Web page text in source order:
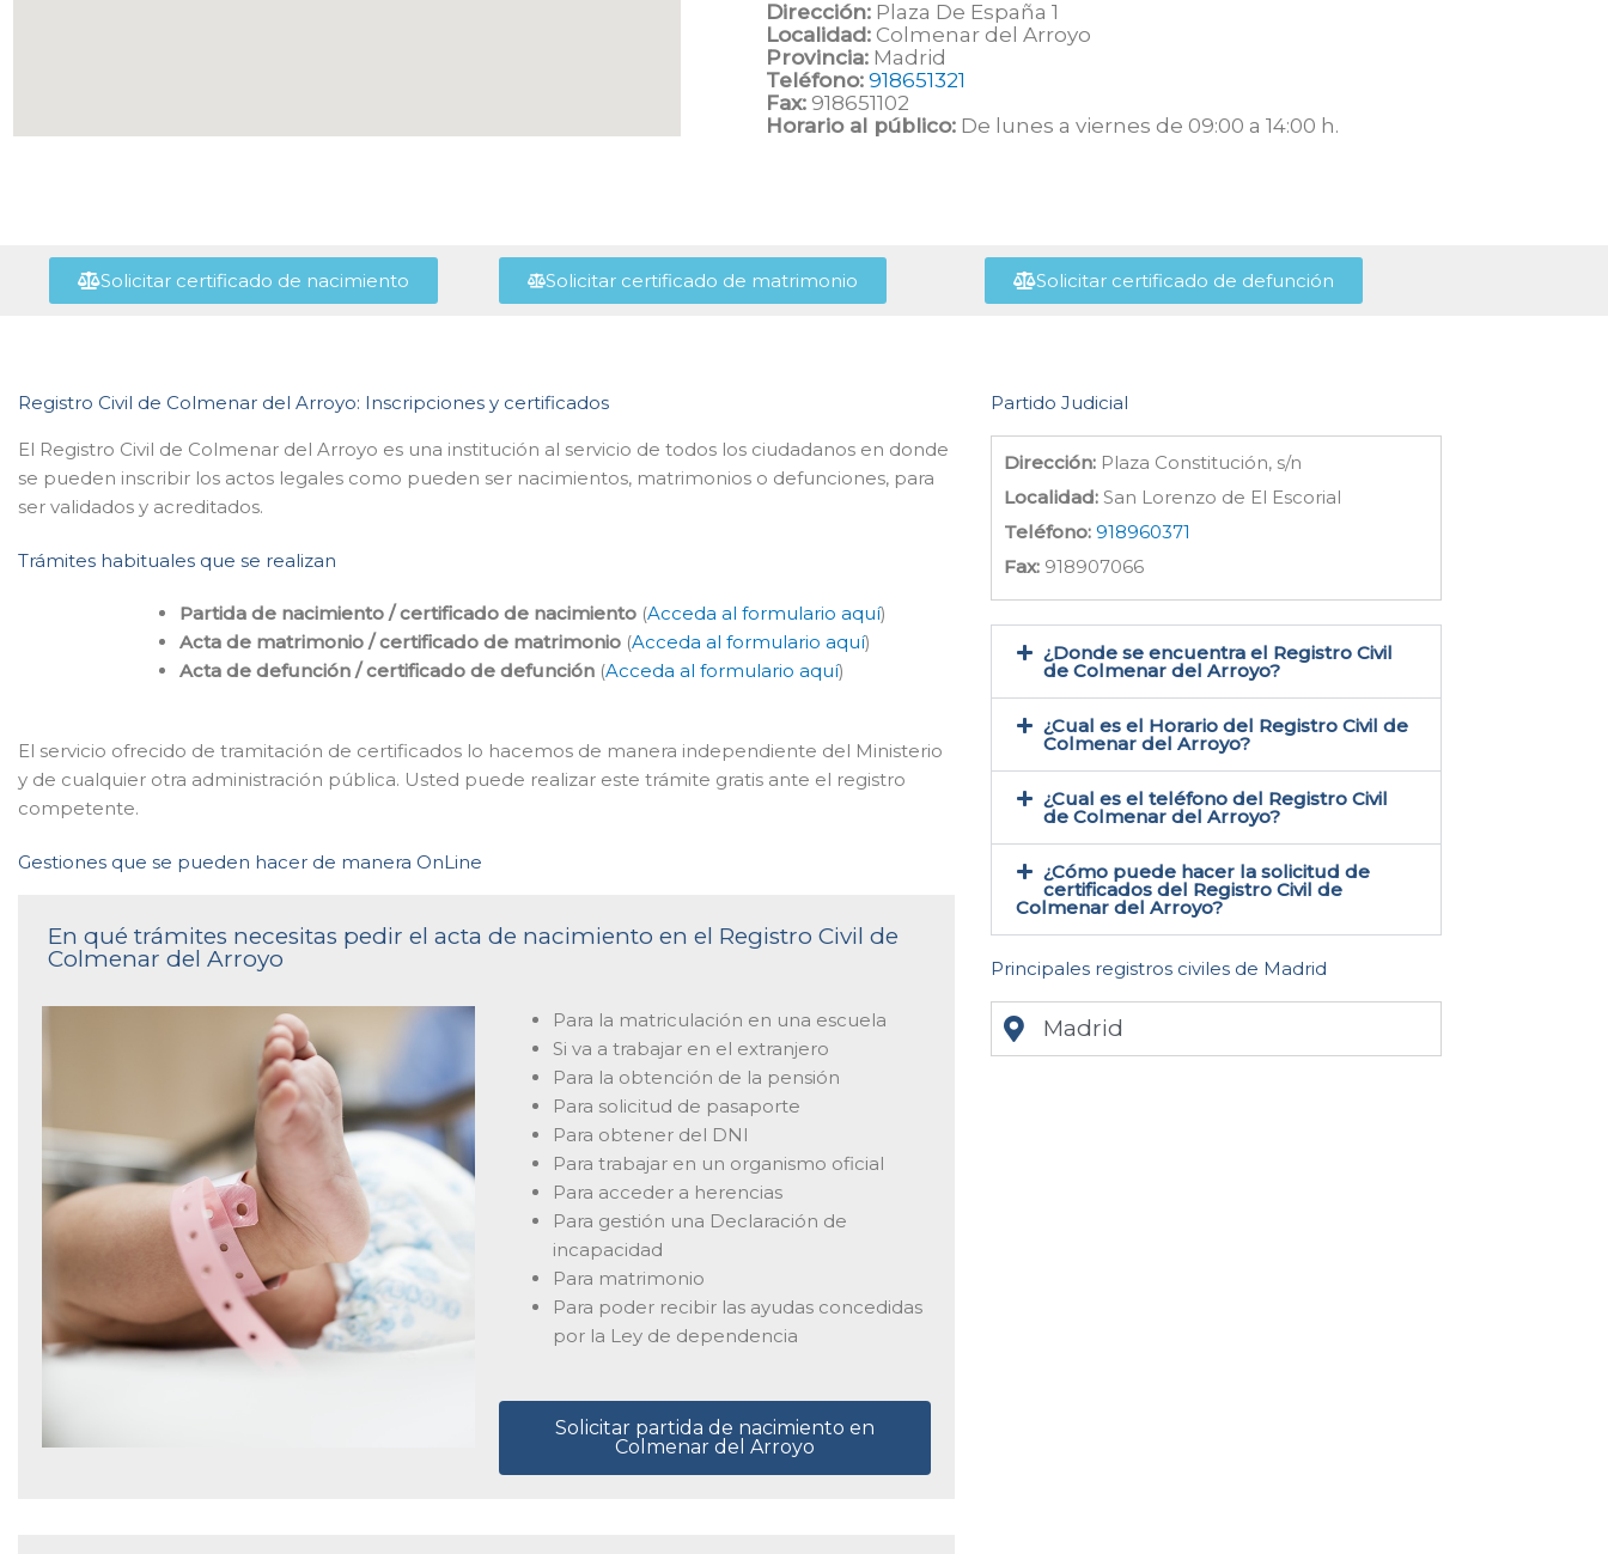
Dirección: Plaza De España 1
Localidad: Colmenar del Arroyo
Provincia: Madrid
Teléfono: 918651321
Fax: 918651102
Horario al público: De lunes a viernes de 09:00 a 14:00 h.
Solicitar certificado de nacimiento Solicitar certificado de matrimonio Solicitar certificado de defunción
Registro Civil de Colmenar del Arroyo: Inscripciones y certificados
El Registro Civil de Colmenar del Arroyo es una institución al servicio de todos los ciudadanos en donde
se pueden inscribir los actos legales como pueden ser nacimientos, matrimonios o defunciones, para
ser validados y acreditados.
Trámites habituales que se realizan
Partida de nacimiento / certificado de nacimiento (Acceda al formulario aquí)
Acta de matrimonio / certificado de matrimonio (Acceda al formulario aquí)
Acta de defunción / certificado de defunción (Acceda al formulario aquí)
El servicio ofrecido de tramitación de certificados lo hacemos de manera independiente del Ministerio
y de cualquier otra administración pública. Usted puede realizar este trámite gratis ante el registro
competente.
Gestiones que se pueden hacer de manera OnLine
En qué trámites necesitas pedir el acta de nacimiento en el Registro Civil de
Colmenar del Arroyo
Para la matriculación en una escuela
Si va a trabajar en el extranjero
Para la obtención de la pensión
Para solicitud de pasaporte
Para obtener del DNI
Para trabajar en un organismo oficial
Para acceder a herencias
Para gestión una Declaración de
incapacidad
Para matrimonio
Para poder recibir las ayudas concedidas
por la Ley de dependencia
Solicitar partida de nacimiento en
Colmenar del Arroyo
Partido Judicial
Dirección: Plaza Constitución, s/n
Localidad: San Lorenzo de El Escorial
Teléfono: 918960371
Fax: 918907066
¿Donde se encuentra el Registro Civil
de Colmenar del Arroyo​?
¿Cual es el Horario del Registro Civil de
Colmenar del Arroyo?
¿Cual es el teléfono del Registro Civil
de Colmenar del Arroyo​?
¿Cómo puede hacer la solicitud de
certificados del Registro Civil de
Colmenar del Arroyo​?
Principales registros civiles de Madrid
Madrid